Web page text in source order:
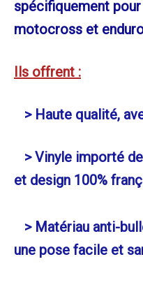
spécifiquement
motocross et
Ils offrent :
> Haute qualité,
> Vinyle importé
et design 100%
> Matériau anti-
une pose facile et